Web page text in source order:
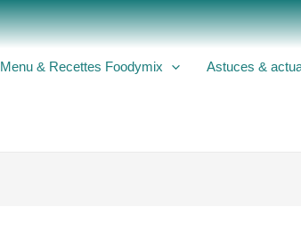
Menu & Recettes Foodymix Astuces &